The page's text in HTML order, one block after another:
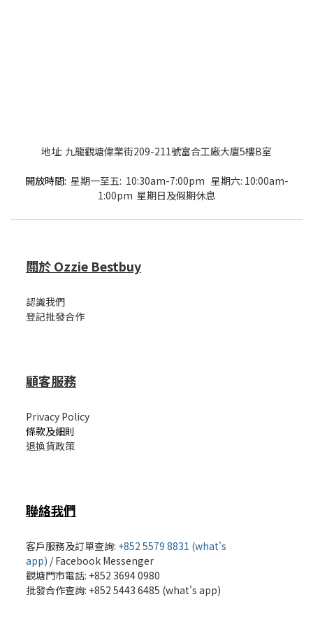
地址: 九龍觀塘偉業街209-211號富合工廠大廈5樓B室
開放時間: 星期一至五: 10:30am-7:00pm 星期六: 10:00am-
1:00pm 星期日及假期休息
關於 Ozzie Bestbuy
認識我們
登記批發合作
顧客服務
Privacy Policy
條款及細則
退換貨政策
聯絡我們
客戶服務及訂單查詢: +852 5579 8831 (what's
app) /Facebook Messenger
觀塘門市電話: +852 3694 0980
批發合作查詢: +852 5443 6485 (what's app)